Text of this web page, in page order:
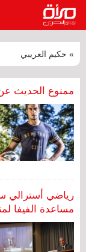
» حكيم العريبي
ممنوع الحديث
رياضي أسترالي
مساعدة الفيفا